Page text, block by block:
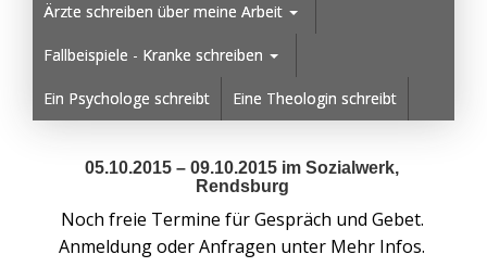
Ärzte schreiben über meine Arbeit
Fallbeispiele - Kranke schreiben
Ein Psychologe schreibt Eine Theologin schreibt
05.10.2015 – 09.10.2015 im Sozialwerk,
Rendsburg
Noch freie Termine für Gespräch und Gebet.
Anmeldung oder Anfragen unter Mehr Infos.